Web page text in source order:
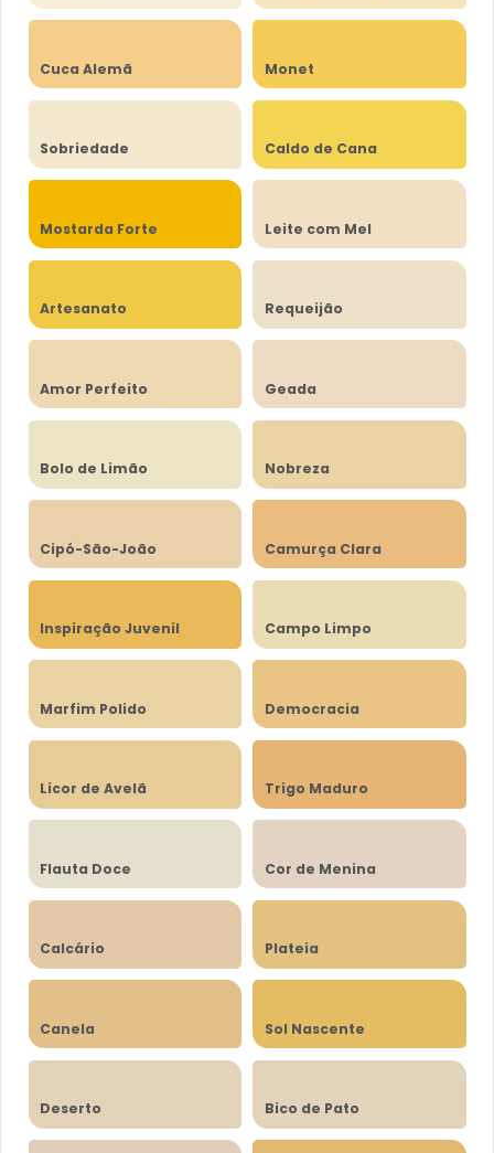
Cuca Alemã Monet
Sobriedade Caldo de Cana
Mostarda Forte Leite com Mel
Artesanato Requeijão
Amor Perfeito Geada
Bolo de Limão Nobreza
Cipó-São-João Camurça Clara
Inspiração Juvenil Campo Limpo
Marfim Polido Democracia
Licor de Avelã Trigo Maduro
Flauta Doce Cor de Menina
Calcário Plateia
Canela Sol Nascente
Deserto Bico de Pato